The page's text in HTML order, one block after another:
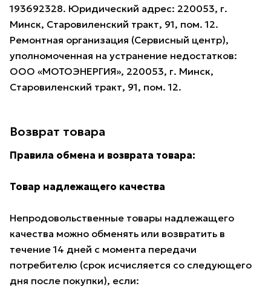
193692328. Юридический адрес: 220053, г.
Минск, Старовиленский тракт, 91, пом. 12.
Ремонтная организация (Сервисный центр),
уполномоченная на устранение недостатков:
ООО «МОТОЭНЕРГИЯ», 220053, г. Минск,
Старовиленский тракт, 91, пом. 12.
Возврат товара
Правила обмена и возврата товара:
Товар надлежащего качества
Непродовольственные товары надлежащего
качества можно обменять или возвратить в
течение 14 дней с момента передачи
потребителю (срок исчисляется со следующего
дня после покупки), если: